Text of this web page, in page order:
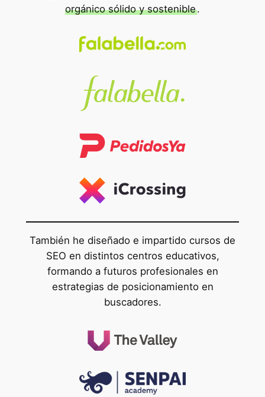
orgánico sólido y sostenible.
También he diseñado e impartido cursos de
SEO en distintos centros educativos,
formando a futuros profesionales en
estrategias de posicionamiento en
buscadores.